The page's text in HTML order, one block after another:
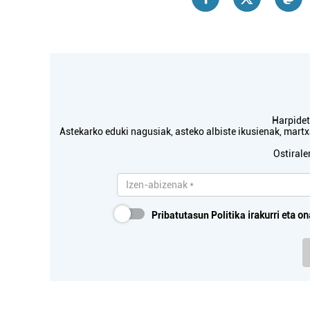
Astekarko eduki nagusiak, asteko albiste ikusienak,
Pribatutasun Politika irakurri eta